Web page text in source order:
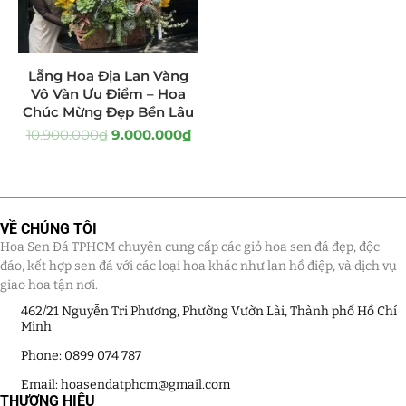
Tiểu Cảnh Lan Sen Đá
Hoa Ngày Lễ 8/3
Hoa Tặng 14/2
Quà Tặng (507)
Quà Noel - Quà Giáng Sinh
Quà Tặng Khách Hàng
Quà Tặng Sếp
Quà Tết
Lẵng Hoa Địa Lan Vàng
Vô Vàn Ưu Điểm – Hoa
Chúc Mừng Đẹp Bền Lâu
10.900.000₫ 9.000.000₫
VỀ CHÚNG TÔI
Hoa Sen Đá TPHCM chuyên cung cấp các giỏ hoa sen đá đẹp, độc
đáo, kết hợp sen đá với các loại hoa khác như lan hồ điệp, và dịch vụ
giao hoa tận nơi.
462/21 Nguyễn Tri Phương, Phường Vườn Lài, Thành phố Hồ Chí
Minh
Phone: 0899 074 787
Email: hoasendatphcm@gmail.com
THƯƠNG HIỆU